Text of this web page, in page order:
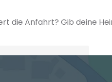
die Anfahrt? Gib deine